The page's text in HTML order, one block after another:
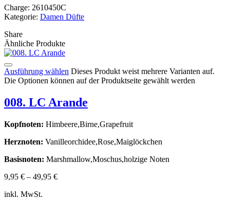
Charge: 2610450C
Kategorie: Damen Düfte
Share
Ähnliche Produkte
Ausführung wählen Dieses Produkt weist mehrere Varianten auf.
Die Optionen können auf der Produktseite gewählt werden
008. LC Arande
Kopfnoten: Himbeere,Birne,Grapefruit
Herznoten: Vanilleorchidee,Rose,Maiglöckchen
Basisnoten: Marshmallow,Moschus,holzige Noten
9,95 € – 49,95 €
inkl. MwSt.